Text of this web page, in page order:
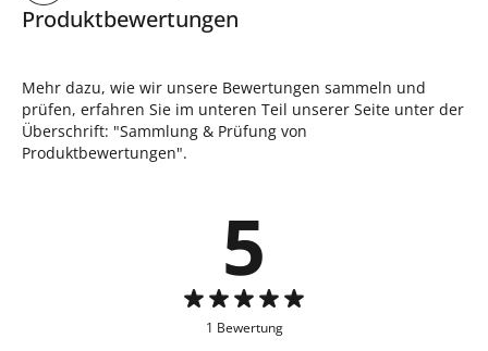
Produktbewertungen
Mehr dazu, wie wir unsere Bewertungen sammeln und
prüfen, erfahren Sie im unteren Teil unserer Seite unter der
Überschrift: "Sammlung & Prüfung von
Produktbewertungen".
5
1 Bewertung